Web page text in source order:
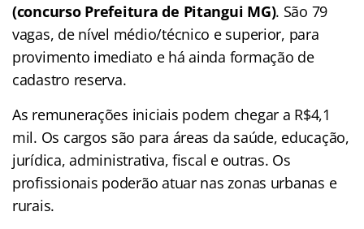
(concurso Prefeitura de Pitangui MG). São 79
vagas, de nível médio/técnico e superior, para
provimento imediato e há ainda formação de
cadastro reserva.
As remunerações iniciais podem chegar a R$4,1
mil. Os cargos são para áreas da saúde, educação,
jurídica, administrativa, fiscal e outras. Os
profissionais poderão atuar nas zonas urbanas e
rurais.